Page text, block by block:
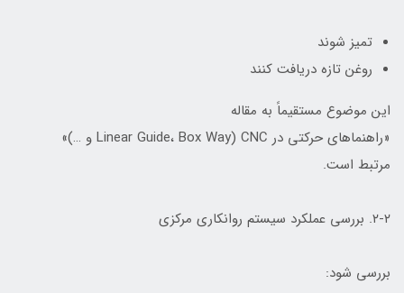
تمیز شوند
روغن تازه دریافت کنند
این موضوع مستقیماً به مقاله
«راهنماهای حرکتی در CNC (Linear Guide، Box Way و …)»
مرتبط است.
۲-۲. بررسی عملکرد سیستم روانکاری مرکزی
بررسی شود: